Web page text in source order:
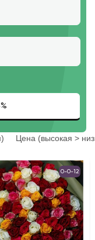
Цена (высокая >
0-0-12